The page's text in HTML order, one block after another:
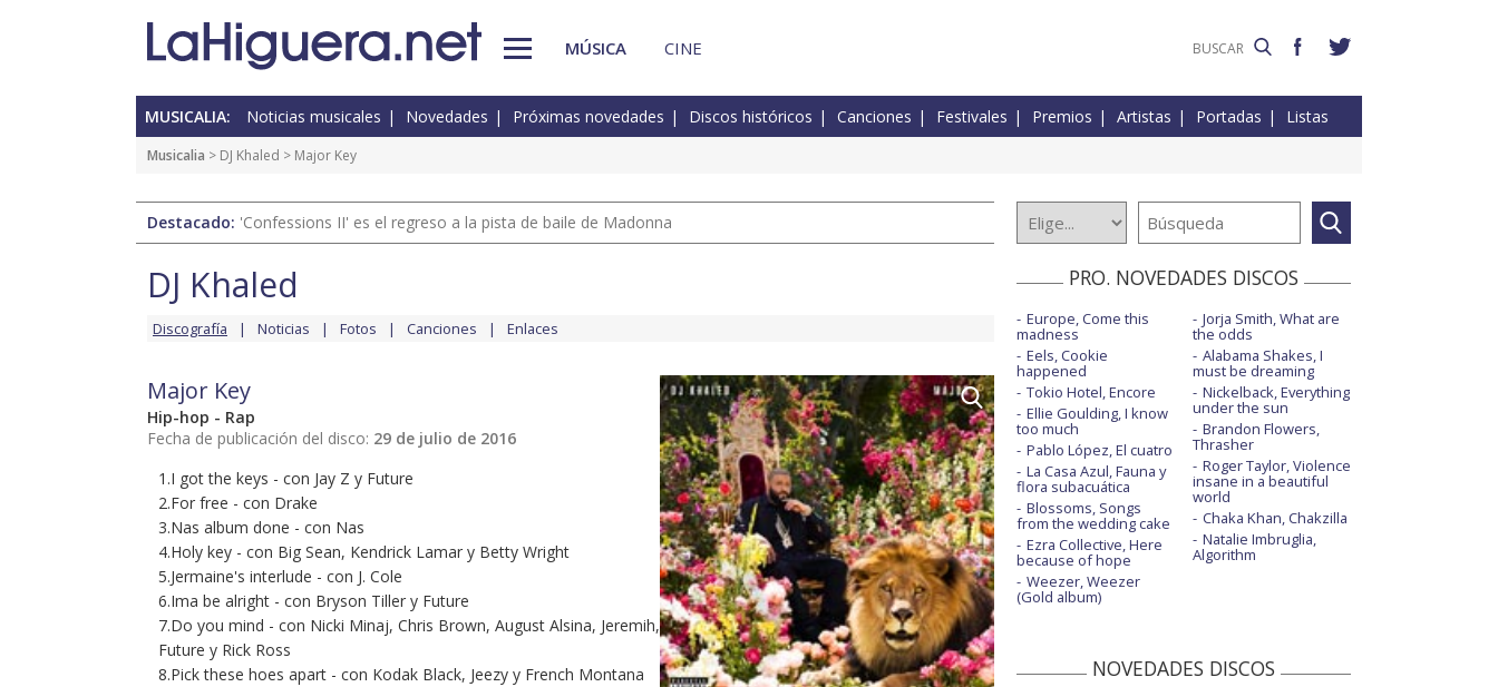
MÚSICA CINE
MUSICALIA: Noticias musicales Novedades Próximas novedades Discos históricos Canciones Festivales Premios Artistas Portadas Listas
Musicalia > DJ Khaled > Major Key
Destacado: 'Confessions II' es el regreso a la pista de baile de Madonna
DJ Khaled
Discografía Noticias Fotos Canciones Enlaces
Major Key
Hip-hop - Rap
Fecha de publicación del disco: 29 de julio de 2016
1.I got the keys - con Jay Z y Future
2.For free - con Drake
3.Nas album done - con Nas
4.Holy key - con Big Sean, Kendrick Lamar y Betty Wright
5.Jermaine's interlude - con J. Cole
6.Ima be alright - con Bryson Tiller y Future
7.Do you mind - con Nicki Minaj, Chris Brown, August Alsina, Jeremih,
Future y Rick Ross
8.Pick these hoes apart - con Kodak Black, Jeezy y French Montana
PRO. NOVEDADES DISCOS
Europe, Come this
madness
Eels, Cookie
happened
Tokio Hotel, Encore
Ellie Goulding, I know
too much
Pablo López, El cuatro
La Casa Azul, Fauna y
flora subacuática
Blossoms, Songs
from the wedding cake
Ezra Collective, Here
because of hope
Weezer, Weezer
(Gold album)
Jorja Smith, What are
the odds
Alabama Shakes, I
must be dreaming
Nickelback, Everything
under the sun
Brandon Flowers,
Thrasher
Roger Taylor, Violence
insane in a beautiful
world
Chaka Khan, Chakzilla
Natalie Imbruglia,
Algorithm
NOVEDADES DISCOS